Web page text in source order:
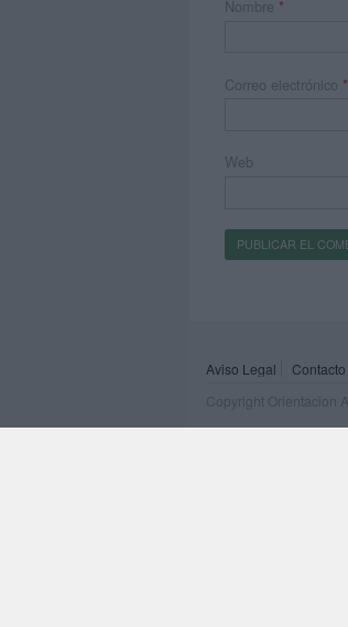
Nombre *
Correo electrónico *
Web
Aviso Legal Contacto